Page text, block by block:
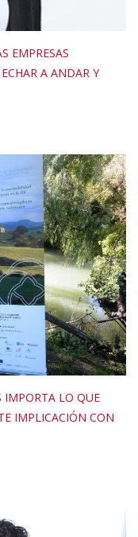
EMPRESAS
A ANDAR Y
IMPORTA LO QUE
IMPLICACIÓN CON